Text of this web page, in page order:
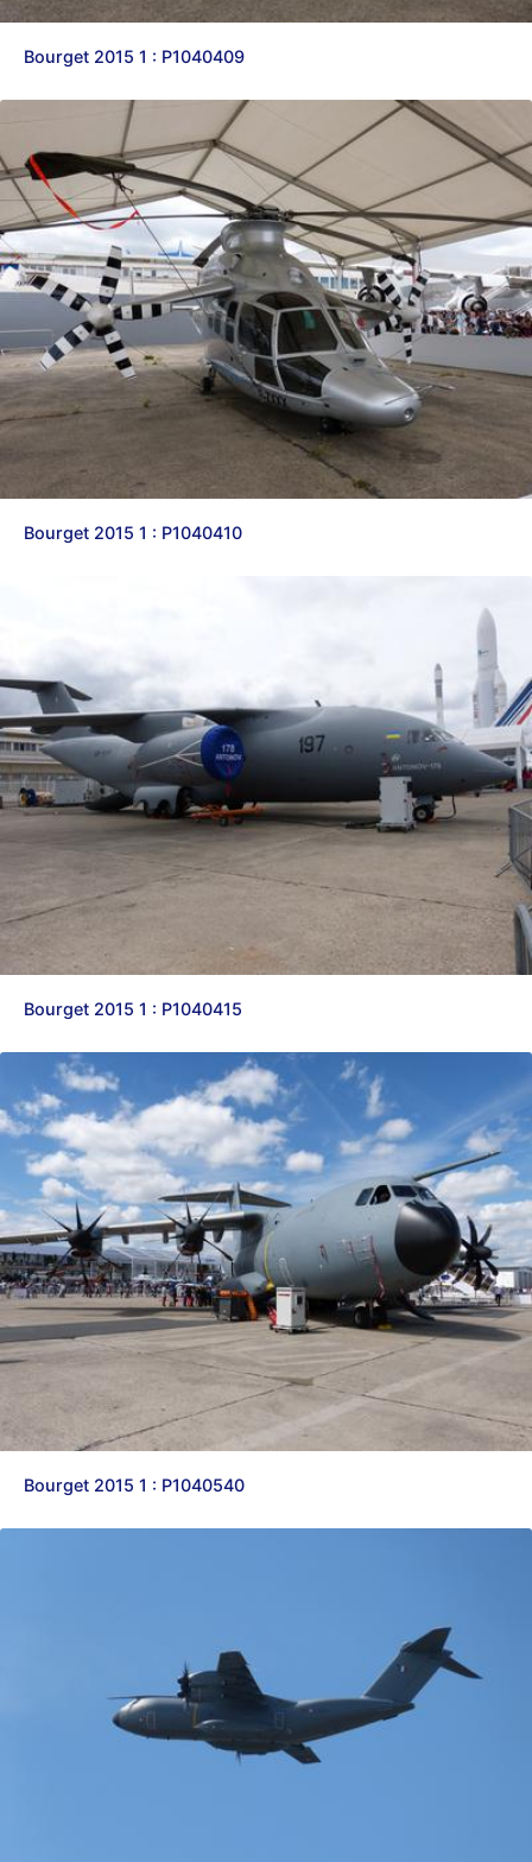
Bourget 2015 1 : P1040409
Bourget 2015 1 : P1040410
Bourget 2015 1 : P1040415
Bourget 2015 1 : P1040540